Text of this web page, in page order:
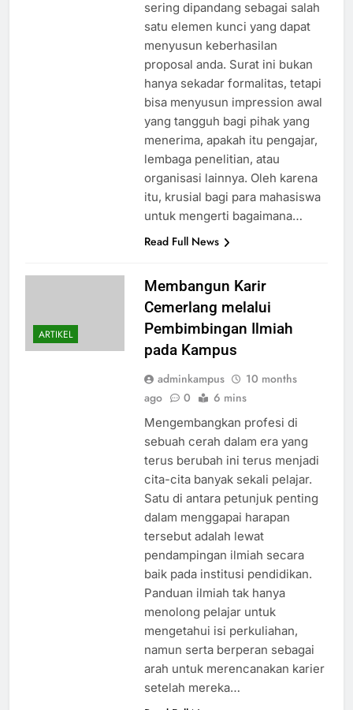
sering dipandang sebagai salah
satu elemen kunci yang dapat
menyusun keberhasilan
proposal anda. Surat ini bukan
hanya sekadar formalitas, tetapi
bisa menyusun impression awal
yang tangguh bagi pihak yang
menerima, apakah itu pengajar,
lembaga penelitian, atau
organisasi lainnya. Oleh karena
itu, krusial bagi para mahasiswa
untuk mengerti bagaimana…
Read Full News
ARTIKEL
Membangun Karir
Cemerlang melalui
Pembimbingan Ilmiah
pada Kampus
adminkampus
10 months
ago
0 6 mins
Mengembangkan profesi di
sebuah cerah dalam era yang
terus berubah ini terus menjadi
cita-cita banyak sekali pelajar.
Satu di antara petunjuk penting
dalam menggapai harapan
tersebut adalah lewat
pendampingan ilmiah secara
baik pada institusi pendidikan.
Panduan ilmiah tak hanya
menolong pelajar untuk
mengetahui isi perkuliahan,
namun serta berperan sebagai
arah untuk merencanakan karier
setelah mereka…